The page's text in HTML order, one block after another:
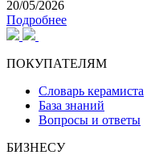
20/05/2026
Подробнее
ПОКУПАТЕЛЯМ
Словарь керамиста
База знаний
Вопросы и ответы
БИЗНЕСУ